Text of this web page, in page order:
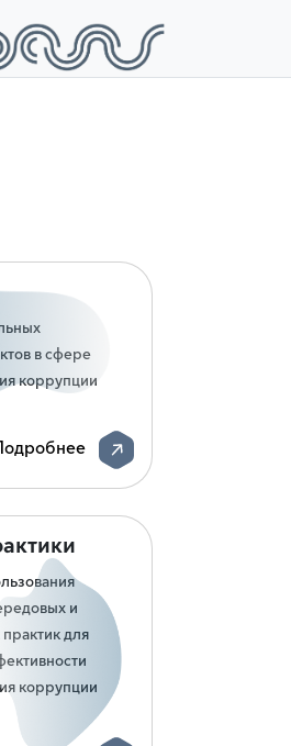
в сфере
коррупции
Подробнее
и
для
коррупции